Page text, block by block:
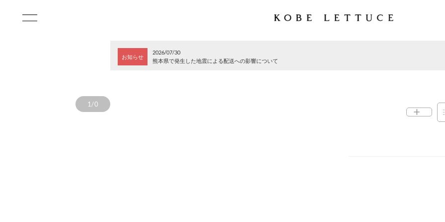
お知らせ
2026/07/30
熊本県で発生した地震による配送への影響について
1/0